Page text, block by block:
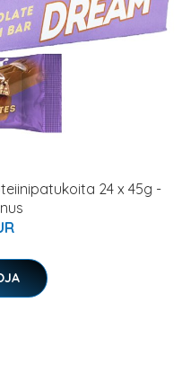
24 x 45g -